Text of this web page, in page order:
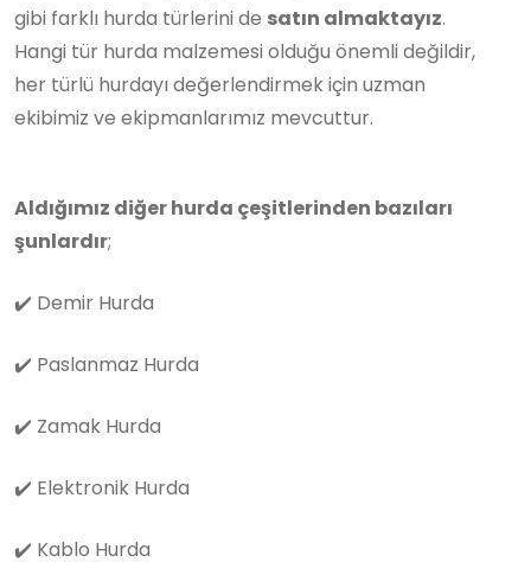
gibi farklı hurda türlerini de satın almaktayız.
Hangi tür hurda malzemesi olduğu önemli değildir,
her türlü hurdayı değerlendirmek için uzman
ekibimiz ve ekipmanlarımız mevcuttur.
Aldığımız diğer hurda çeşitlerinden bazıları
şunlardır;
✔️ Demir Hurda
✔️ Paslanmaz Hurda
✔️ Zamak Hurda
✔️ Elektronik Hurda
✔️ Kablo Hurda